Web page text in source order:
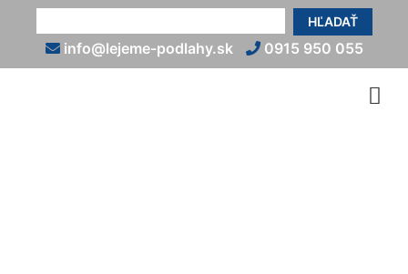
HĽADAŤ
info@lejeme-podlahy.sk 0915 950 055